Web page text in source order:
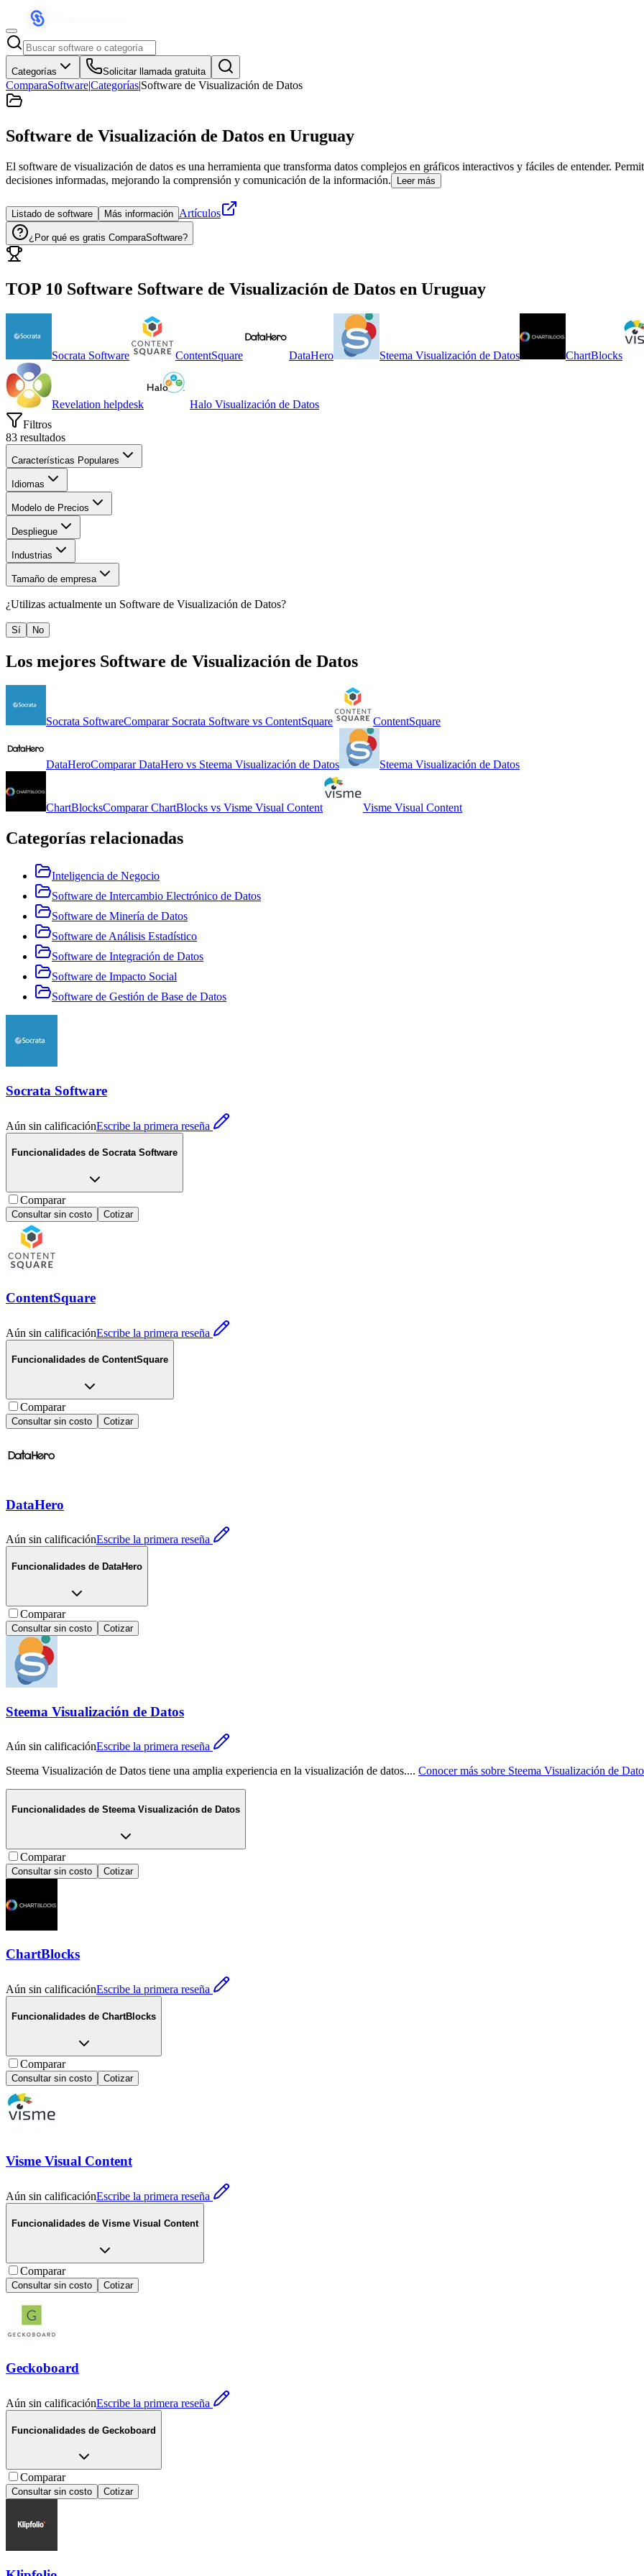
Categorías Solicitar llamada gratuita
ComparaSoftware|Categorías|Software de Visualización de Datos
Software de Visualización de Datos en Uruguay
El software de visualización de datos es una herramienta que transforma datos complejos en gráficos interactivos y fáciles de entender.
decisiones informadas, mejorando la comprensión y comunicación de la información.
Leer más
Listado de software Más información Artículos
¿Por qué es gratis ComparaSoftware?
TOP 10 Software Software de Visualización de Datos en Uruguay
Socrata Software ContentSquare DataHero Steema Visualización de Datos ChartBlocks
Revelation helpdesk
Halo Visualización de Datos
Filtros
83 resultados
Características Populares
Idiomas
Modelo de Precios
Despliegue
Industrias
Tamaño de empresa
¿Utilizas actualmente un Software de Visualización de Datos?
Sí No
Los mejores Software de Visualización de Datos
Socrata SoftwareComparar Socrata Software vs ContentSquare ContentSquare
DataHeroComparar DataHero vs Steema Visualización de Datos Steema Visualización de Datos
ChartBlocksComparar ChartBlocks vs Visme Visual Content Visme Visual Content
Categorías relacionadas
Inteligencia de Negocio
Software de Intercambio Electrónico de Datos
Software de Minería de Datos
Software de Análisis Estadístico
Software de Integración de Datos
Software de Impacto Social
Software de Gestión de Base de Datos
Socrata Software
Aún sin calificaciónEscribe la primera reseña
Funcionalidades de Socrata Software
Comparar
Consultar sin costo Cotizar
ContentSquare
Aún sin calificaciónEscribe la primera reseña
Funcionalidades de ContentSquare
Comparar
Consultar sin costo Cotizar
DataHero
Aún sin calificaciónEscribe la primera reseña
Funcionalidades de DataHero
Comparar
Consultar sin costo Cotizar
Steema Visualización de Datos
Aún sin calificaciónEscribe la primera reseña
Steema Visualización de Datos tiene una amplia experiencia en la visualización de datos.... Conocer más sobre Steema Visualización de
Funcionalidades de Steema Visualización de Datos
Comparar
Consultar sin costo Cotizar
ChartBlocks
Aún sin calificaciónEscribe la primera reseña
Funcionalidades de ChartBlocks
Comparar
Consultar sin costo Cotizar
Visme Visual Content
Aún sin calificaciónEscribe la primera reseña
Funcionalidades de Visme Visual Content
Comparar
Consultar sin costo Cotizar
Geckoboard
Aún sin calificaciónEscribe la primera reseña
Funcionalidades de Geckoboard
Comparar
Consultar sin costo Cotizar